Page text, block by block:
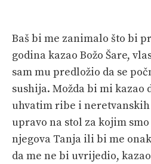
Baš bi me zanimalo što bi
godina kazao Božo Šare,
sam mu predložio da se
sushija. Možda bi mi kazao
uhvatim ribe i
upravo na stol za kojim
njegova Tanja ili bi me
da me ne bi uvrijedio,